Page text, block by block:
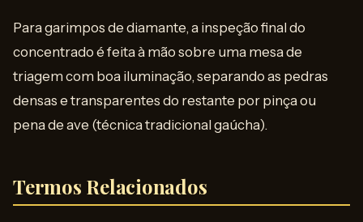
Para garimpos de diamante, a inspeção final do
concentrado é feita à mão sobre uma mesa de
triagem com boa iluminação, separando as pedras
densas e transparentes do restante por pinça ou
pena de ave (técnica tradicional gaúcha).
Termos Relacionados